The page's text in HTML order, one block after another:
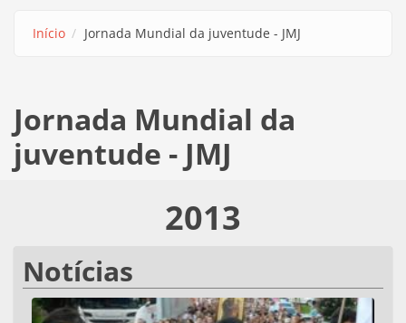
Início Jornada Mundial da juventude - JMJ
Jornada Mundial da
juventude - JMJ
2013
Notícias